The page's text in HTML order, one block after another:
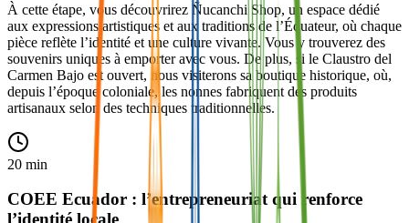
À cette étape, vous découvrirez Ñucanchi Shop, un espace dédié
aux expressions artistiques et aux traditions de l’Équateur, où chaque
pièce reflète l’identité et une culture vivante. Vous y trouverez des
souvenirs uniques à emporter avec vous. De plus, si le Claustro del
Carmen Bajo est ouvert, nous visiterons sa boutique historique, où,
depuis l’époque coloniale, les nonnes fabriquent des produits
artisanaux selon des techniques traditionnelles.
20 min
COEE Ecuador : l’entrepreneuriat qui renforce